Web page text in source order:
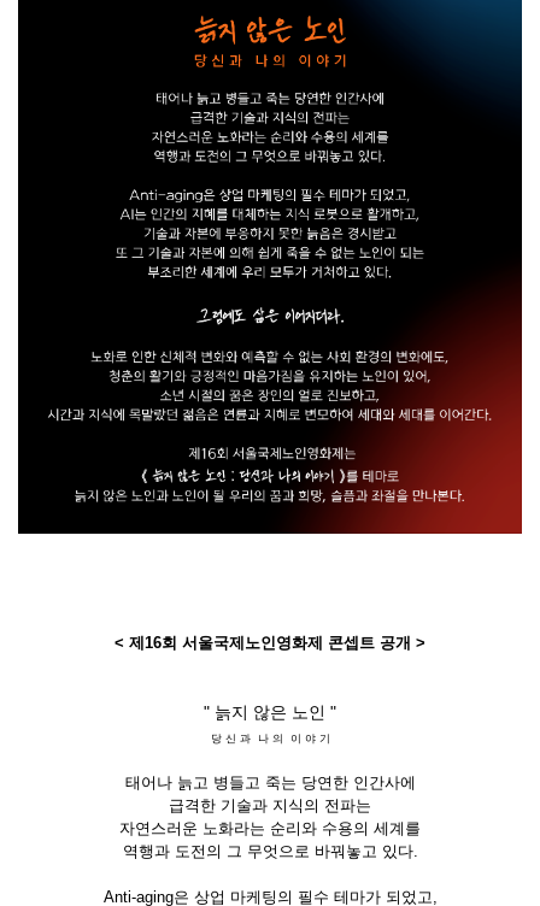
< 제16회 서울국제노인영화제 콘셉트 공개 >
" 늙지 않은 노인 "
당 신 과 나 의 이 야 기
태어나 늙고 병들고 죽는 당연한 인간사에
급격한 기술과 지식의 전파는
자연스러운 노화라는 순리와 수용의 세계를
역행과 도전의 그 무엇으로 바꿔놓고 있다.
Anti-aging은 상업 마케팅의 필수 테마가 되었고,